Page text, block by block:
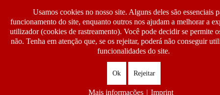
Usamos cookies no nosso site. Alguns deles são essenciais
funcionamento do site, enquanto outros nos ajudam a melhorar a
utilizador (cookies de rastreamento). Você pode decidir se permite
não. Tenha em atenção que, se os rejeitar, poderá não conseguir
funcionalidades do site.
Ok Rejeitar
Mais informações | Imprint